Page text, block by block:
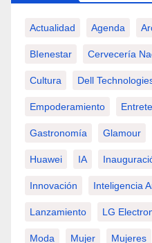
Actualidad Agenda
BIenestar Cervecería
Cultura Dell
Empoderamiento
Gastronomía Glamour
Huawei IA
Innovación Inteligencia
Lanzamiento LG
Moda Mujer Mujeres